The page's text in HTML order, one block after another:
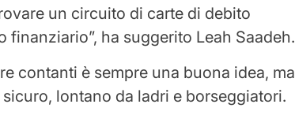
un circuito di carte di debito
ha suggerito Leah Saadeh.
contanti è sempre una buona idea, ma
lontano da ladri e borseggiatori.